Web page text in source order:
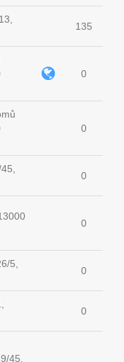
135
0
0
0
0
5,
0
0
45,